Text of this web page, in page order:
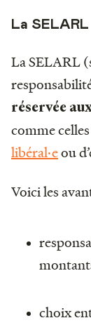
La SELARL
La SELARL
réservée
comme
libéral·eou
Voici les
choix